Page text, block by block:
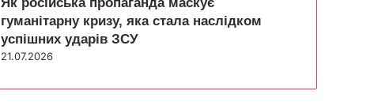
гуманітарну кризу, яка стала наслідком
успішних ударів ЗСУ
21.07.2026